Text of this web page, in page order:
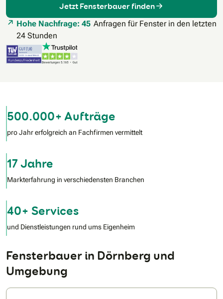
Jetzt Fensterbauer finden
Hohe Nachfrage: 45 Anfragen für Fenster in den letzten
24 Stunden
500.000+ Aufträge
pro Jahr erfolgreich an Fachfirmen vermittelt
17 Jahre
Markterfahrung in verschiedensten Branchen
40+ Services
und Dienstleistungen rund ums Eigenheim
Fensterbauer in Dörnberg und
Umgebung